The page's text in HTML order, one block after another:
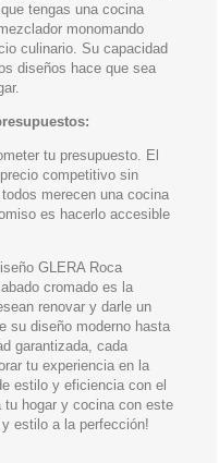
tengas una cocina
monomando
culinario. Su capacidad
diseños hace que sea
tu presupuesto. El
competitivo sin
merecen una cocina
es hacerlo accesible
GLERA Roca
cromado es la
renovar y darle un
su diseño moderno hasta
garantizada, cada
tu experiencia en la
estilo y eficiencia con el
tu hogar y cocina con este
estilo a la perfección!